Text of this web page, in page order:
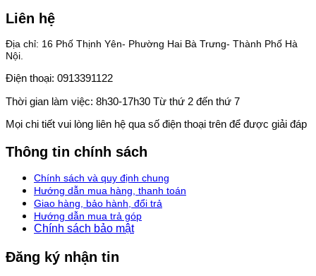
Liên hệ
Địa chỉ: 16 Phố Thịnh Yên- Phường Hai Bà Trưng- Thành Phố Hà
Nội.
Điện thoại: 0913391122
Thời gian làm việc: 8h30-17h30 Từ thứ 2 đến thứ 7
Mọi chi tiết vui lòng liên hệ qua số điện thoại trên để được giải đáp
Thông tin chính sách
Chính sách và quy định chung
Hướng dẫn mua hàng, thanh toán
Giao hàng, bảo hành, đổi trả
Hướng dẫn mua trả góp
Chính sách bảo mật
Đăng ký nhận tin